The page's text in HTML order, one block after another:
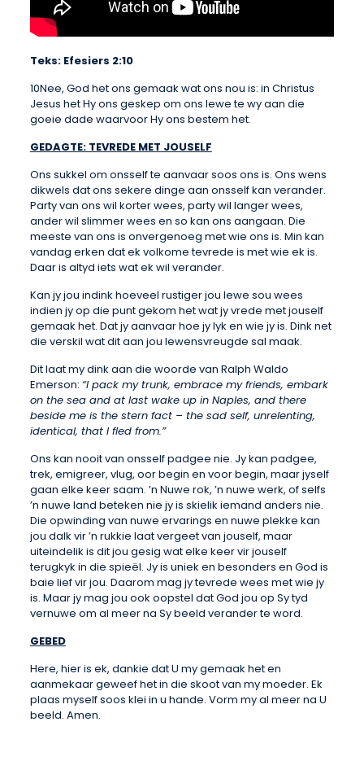
Teks: Efesiers 2:10
10Nee, God het ons gemaak wat ons nou is: in Christus
Jesus het Hy ons geskep om ons lewe te wy aan die
goeie dade waarvoor Hy ons bestem het.
GEDAGTE: TEVREDE MET JOUSELF
Ons sukkel om onsself te aanvaar soos ons is. Ons wens
dikwels dat ons sekere dinge aan onsself kan verander.
Party van ons wil korter wees, party wil langer wees,
ander wil slimmer wees en so kan ons aangaan. Die
meeste van ons is onvergenoeg met wie ons is. Min kan
vandag erken dat ek volkome tevrede is met wie ek is.
Daar is altyd iets wat ek wil verander.
Kan jy jou indink hoeveel rustiger jou lewe sou wees
indien jy op die punt gekom het wat jy vrede met jouself
gemaak het. Dat jy aanvaar hoe jy lyk en wie jy is. Dink net
die verskil wat dit aan jou lewensvreugde sal maak.
Dit laat my dink aan die woorde van Ralph Waldo
Emerson: “I pack my trunk, embrace my friends, embark
on the sea and at last wake up in Naples, and there
beside me is the stern fact – the sad self, unrelenting,
identical, that I fled from.”
Ons kan nooit van onsself padgee nie. Jy kan padgee,
trek, emigreer, vlug, oor begin en voor begin, maar jyself
gaan elke keer saam. ’n Nuwe rok, ’n nuwe werk, of selfs
’n nuwe land beteken nie jy is skielik iemand anders nie.
Die opwinding van nuwe ervarings en nuwe plekke kan
jou dalk vir ’n rukkie laat vergeet van jouself, maar
uiteindelik is dit jou gesig wat elke keer vir jouself
terugkyk in die spieël. Jy is uniek en besonders en God is
baie lief vir jou. Daarom mag jy tevrede wees met wie jy
is. Maar jy mag jou ook oopstel dat God jou op Sy tyd
vernuwe om al meer na Sy beeld verander te word.
GEBED
Here, hier is ek, dankie dat U my gemaak het en
aanmekaar geweef het in die skoot van my moeder. Ek
plaas myself soos klei in u hande. Vorm my al meer na U
beeld. Amen.